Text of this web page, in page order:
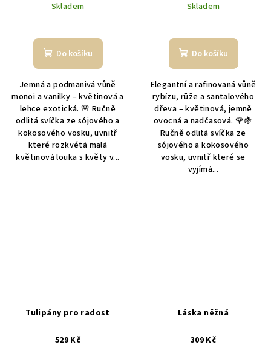
Skladem
Do košíku
Jemná a podmanivá vůně
monoi a vanilky – květinová a
lehce exotická. 🌸 Ručně
odlitá svíčka ze sójového a
kokosového vosku, uvnitř
které rozkvétá malá
květinová louka s květy v...
Skladem
hodnocení
produktu
z
5
hvězdiček.
Do košíku
Elegantní a rafinovaná vůně
rybízu, růže a santalového
dřeva – květinová, jemně
ovocná a nadčasová. 🌹🍇
Ručně odlitá svíčka ze
sójového a kokosového
vosku, uvnitř které se
vyjímá...
Tulipány pro radost
529 Kč
Láska něžná
309 Kč